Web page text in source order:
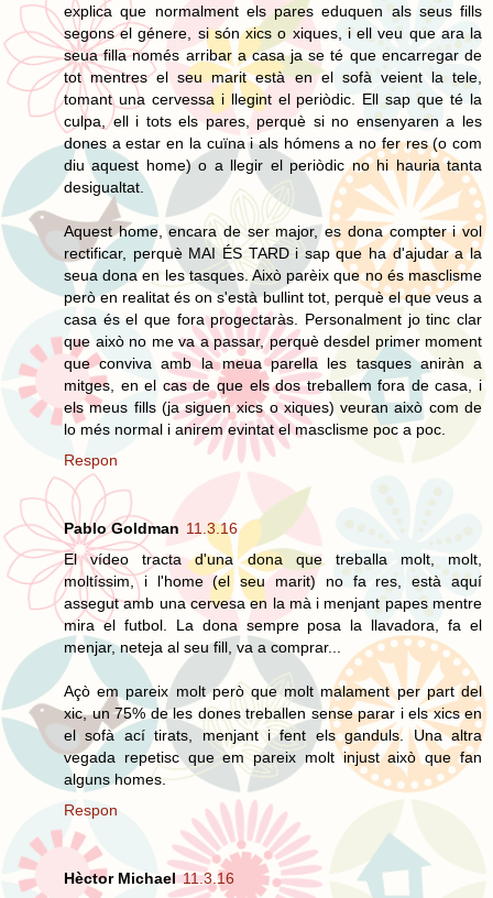
explica que normalment els pares eduquen als seus fills
segons el génere, si són xics o xiques, i ell veu que ara la
seua filla només arribar a casa ja se té que encarregar de
tot mentres el seu marit està en el sofà veient la tele,
tomant una cervessa i llegint el periòdic. Ell sap que té la
culpa, ell i tots els pares, perquè si no ensenyaren a les
dones a estar en la cuïna i als hómens a no fer res (o com
diu aquest home) o a llegir el periòdic no hi hauria tanta
desigualtat.
Aquest home, encara de ser major, es dona compter i vol
rectificar, perquè MAI ÉS TARD i sap que ha d'ajudar a la
seua dona en les tasques. Això parèix que no és masclisme
però en realitat és on s'està bullint tot, perquè el que veus a
casa és el que fora progectaràs. Personalment jo tinc clar
que això no me va a passar, perquè desdel primer moment
que conviva amb la meua parella les tasques aniràn a
mitges, en el cas de que els dos treballem fora de casa, i
els meus fills (ja siguen xics o xiques) veuran això com de
lo més normal i anirem evintat el masclisme poc a poc.
Respon
Pablo Goldman 11.3.16
El vídeo tracta d'una dona que treballa molt, molt,
moltíssim, i l'home (el seu marit) no fa res, està aquí
assegut amb una cervesa en la mà i menjant papes mentre
mira el futbol. La dona sempre posa la llavadora, fa el
menjar, neteja al seu fill, va a comprar...
Açò em pareix molt però que molt malament per part del
xic, un 75% de les dones treballen sense parar i els xics en
el sofà ací tirats, menjant i fent els ganduls. Una altra
vegada repetisc que em pareix molt injust això que fan
alguns homes.
Respon
Hèctor Michael 11.3.16